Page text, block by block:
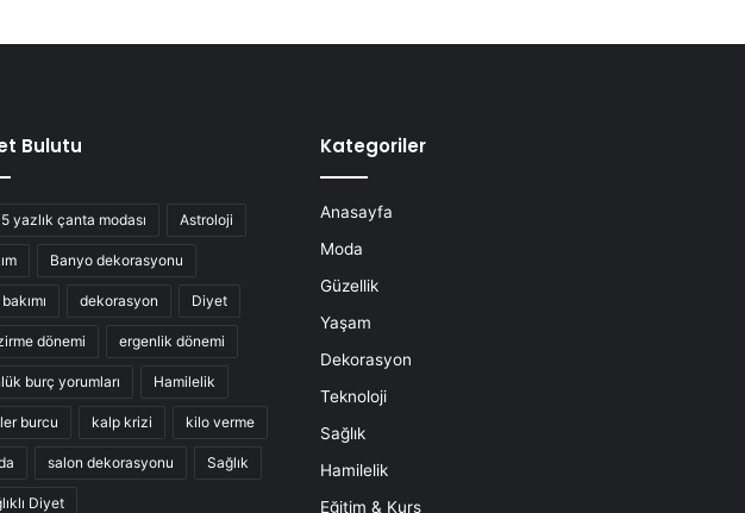
Bulutu
yazlık çanta modası Astroloji
Banyo dekorasyonu
dekorasyon Diyet
dönemi ergenlik dönemi
burç yorumları Hamilelik
burcu kalp krizi kilo verme
salon dekorasyonu Sağlık
Diyet
Kategoriler
Anasayfa
Moda
Güzellik
Yaşam
Dekorasyon
Teknoloji
Sağlık
Hamilelik
Eğitim & Kurs